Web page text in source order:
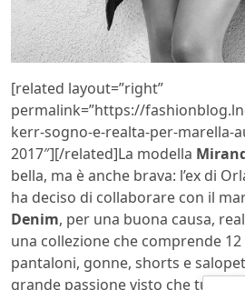
[related layout=”right”
permalink=”https://
kerr-sogno-e-realta-per-marella-
2017″][/related]La modella
bella, ma è anche brava: l’ex di
ha deciso di collaborare con il
Denim, per una buona causa,
una collezione che comprende
pantaloni, gonne, shorts e
grande passione visto che tutti i